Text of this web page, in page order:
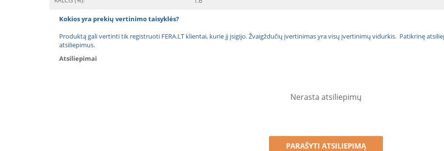
Kokios yra prekių vertinimo taisyklės?
Produktą gali vertinti tik registruoti FERA.LT klientai, kurie jį įsigijo. Žvaigždučių įvertinimas yra visų įvertinimų vidurkis. Patikrinę
atsiliepimus.
Atsiliepimai
Nerasta atsiliepimų
PARAŠYTI ATSILIEPIMĄ